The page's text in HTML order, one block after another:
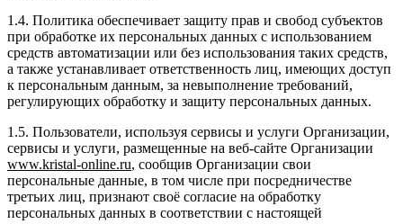
1.4. Политика обеспечивает защиту прав и свобод субъектов
при обработке их персональных данных с использованием
средств автоматизации или без использования таких средств,
а также устанавливает ответственность лиц, имеющих доступ
к персональным данным, за невыполнение требований,
регулирующих обработку и защиту персональных данных.
1.5. Пользователи, используя сервисы и услуги Организации,
сервисы и услуги, размещенные на веб-сайте Организации
www.kristal-online.ru, сообщив Организации свои
персональные данные, в том числе при посредничестве
третьих лиц, признают своё согласие на обработку
персональных данных в соответствии с настоящей